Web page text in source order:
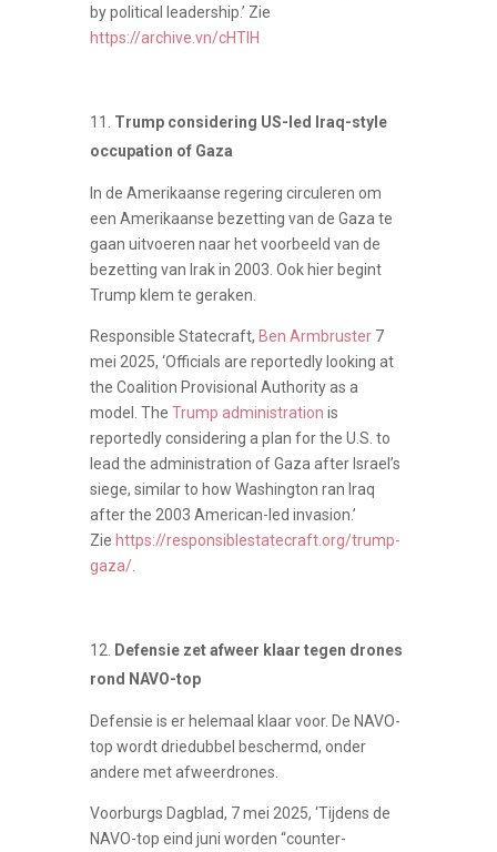
by political leadership.’ Zie
https://archive.vn/cHTIH
Trump considering US-led Iraq-style
occupation of Gaza
In de Amerikaanse regering circuleren om
een Amerikaanse bezetting van de Gaza te
gaan uitvoeren naar het voorbeeld van de
bezetting van Irak in 2003. Ook hier begint
Trump klem te geraken.
Responsible Statecraft, Ben Armbruster7
mei 2025, ‘Officials are reportedly looking at
the Coalition Provisional Authority as a
model. The Trump administration is
reportedly considering a plan for the U.S. to
lead the administration of Gaza after Israel’s
siege, similar to how Washington ran Iraq
after the 2003 American-led invasion.’
Zie https://responsiblestatecraft.org/trump-
gaza/.
Defensie zet afweer klaar tegen drones
rond NAVO-top
Defensie is er helemaal klaar voor. De NAVO-
top wordt driedubbel beschermd, onder
andere met afweerdrones.
Voorburgs Dagblad, 7 mei 2025, ‘Tijdens de
NAVO-top eind juni worden “counter-